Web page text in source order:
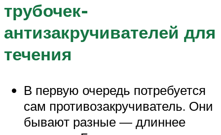
трубочек-
антизакручивателей для
течения
В первую очередь потребуется
сам противозакручиватель. Они
бывают разные — длиннее